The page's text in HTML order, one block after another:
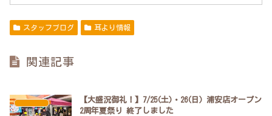
スタッフブログ 耳より情報
関連記事
【大盛況御礼！】7/25(土)・26(日) 浦安店オープン
2周年夏祭り 終了しました